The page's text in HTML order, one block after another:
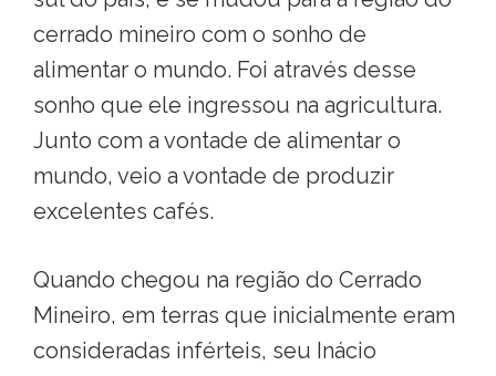
cerrado mineiro com o sonho de
alimentar o mundo. Foi através desse
sonho que ele ingressou na agricultura.
Junto com a vontade de alimentar o
mundo, veio a vontade de produzir
excelentes cafés.
Quando chegou na região do Cerrado
Mineiro, em terras que inicialmente eram
consideradas inférteis, seu Inácio